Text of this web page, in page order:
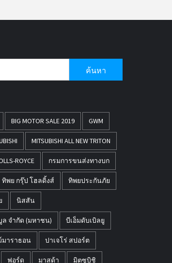
BIG MOTOR SALE 2019 GWM
MITSUBISHI ALL NEW TRITON
ROYCE กรมการขนส่งทางบก
ทิพย กรุ๊ป โฮลดิ้งส์ ทิพยประกันภัย
นิสสัน
จำกัด (มหาชน) บีเอ็มดับเบิลยู
มาราธอน ปาเจโร่ สปอร์ต
ฟอร์ด มาสด้า มิตซูบิชิ